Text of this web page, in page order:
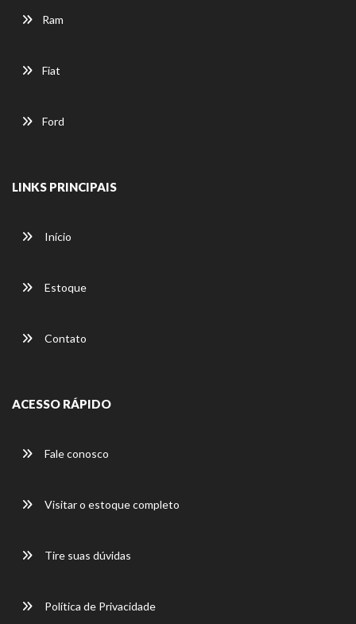
Ram
Fiat
Ford
LINKS PRINCIPAIS
Início
Estoque
Contato
ACESSO RÁPIDO
Fale conosco
Visitar o estoque completo
Tire suas dúvidas
Política de Privacidade